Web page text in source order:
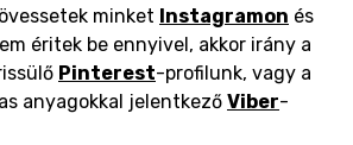
minket Instagramon és
éritek be ennyivel, akkor irány a
Pinterest-profilunk, vagy a
anyagokkal jelentkező Viber-